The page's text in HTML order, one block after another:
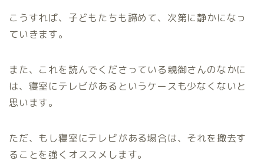
こうすれば、子どもたちも諦めて、次第に静かになっ
ていきます。
また、これを読んでくださっている親御さんのなかに
は、寝室にテレビがあるというケースも少なくないと
思います。
ただ、もし寝室にテレビがある場合は、それを撤去す
ることを強くオススメします。